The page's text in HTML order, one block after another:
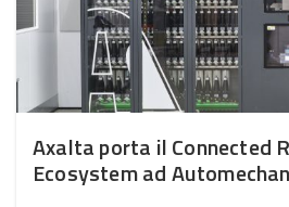
Axalta porta il Connected
Ecosystem ad